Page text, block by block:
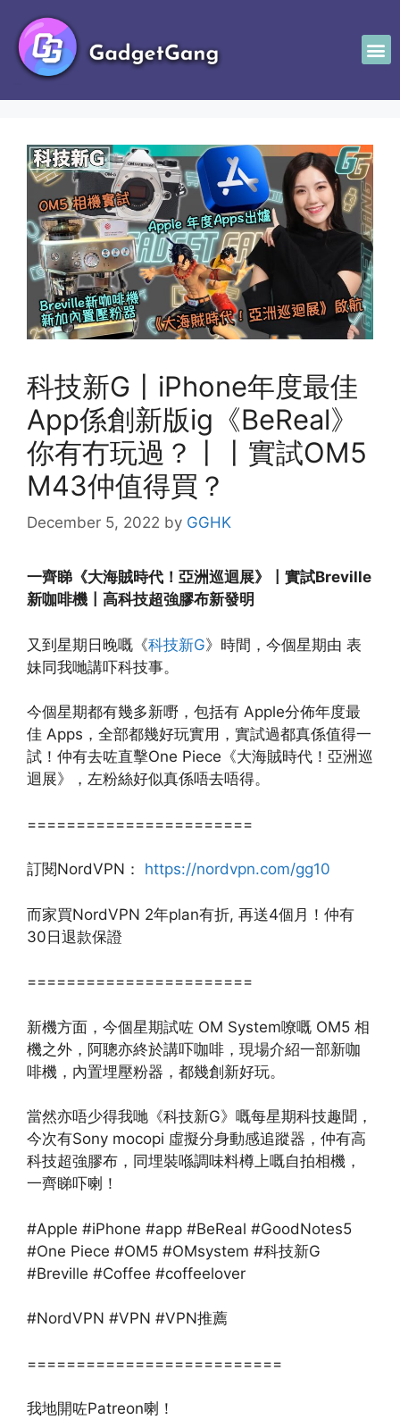
科技新G〡iPhone年度最佳
App係創新版ig《BeReal》
你有冇玩過？〡〡實試OM5
M43仲值得買？
December 5, 2022 by GGHK
一齊睇《大海賊時代！亞洲巡迴展》〡實試Breville
新咖啡機〡高科技超強膠布新發明
又到星期日晚嘅《科技新G》時間，今個星期由 表
妹同我哋講吓科技事。
今個星期都有幾多新嘢，包括有 Apple分佈年度最
佳 Apps，全部都幾好玩實用，實試過都真係值得一
試！仲有去咗直擊One Piece《大海賊時代！亞洲巡
迴展》，左粉絲好似真係唔去唔得。
=======================
訂閱NordVPN： https://nordvpn.com/gg10
而家買NordVPN 2年plan有折, 再送4個月！仲有
30日退款保證
=======================
新機方面，今個星期試咗 OM System嘹嘅 OM5 相
機之外，阿聰亦終於講吓咖啡，現場介紹一部新咖
啡機，內置埋壓粉器，都幾創新好玩。
當然亦唔少得我哋《科技新G》嘅每星期科技趣聞，
今次有Sony mocopi 虛擬分身動感追蹤器，仲有高
科技超強膠布，同埋裝喺調味料樽上嘅自拍相機，
一齊睇吓喇！
#Apple #iPhone #app #BeReal #GoodNotes5
#One Piece #OM5 #OMsystem #科技新G
#Breville #Coffee #coffeelover
#NordVPN #VPN #VPN推薦
==========================
我地開咗Patreon喇！